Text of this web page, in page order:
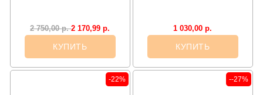
2 750,00р. 2 170,99р.
КУПИТЬ
1 030,00р.
КУПИТЬ
-22% --27%